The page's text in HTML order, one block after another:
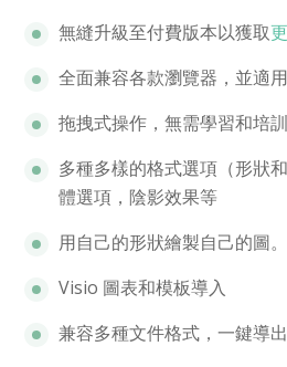
無縫升級至付費版本以獲取
全面兼容各款瀏覽器，並適
拖拽式操作，無需學習和培
多種多樣的格式選項（形狀
體選項，陰影效果等
用自己的形狀繪製自己的圖。
Visio 圖表和模板導入
兼容多種文件格式，一鍵導